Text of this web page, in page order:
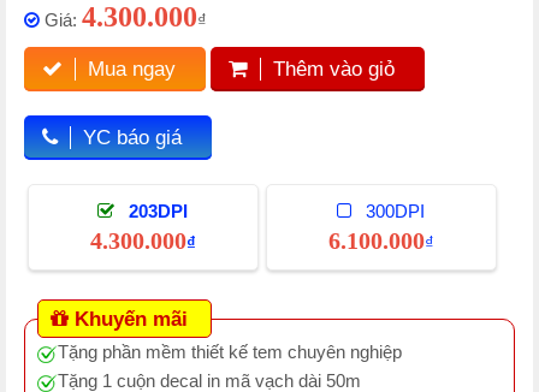
Giá: 4.300.000₫
Mua ngay Thêm vào giỏ
YC báo giá
203DPI
4.300.000₫
300DPI
6.100.000₫
Khuyến mãi
Tặng phần mềm thiết kế tem chuyên nghiệp
Tặng 1 cuộn decal in mã vạch dài 50m